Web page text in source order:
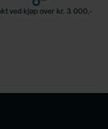
ved kjøp over kr. 3 000,-